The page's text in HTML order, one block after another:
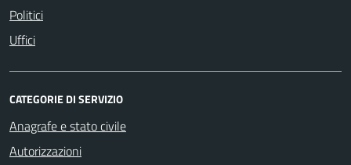
Politici
Uffici
CATEGORIE DI SERVIZIO
Anagrafe e stato civile
Autorizzazioni